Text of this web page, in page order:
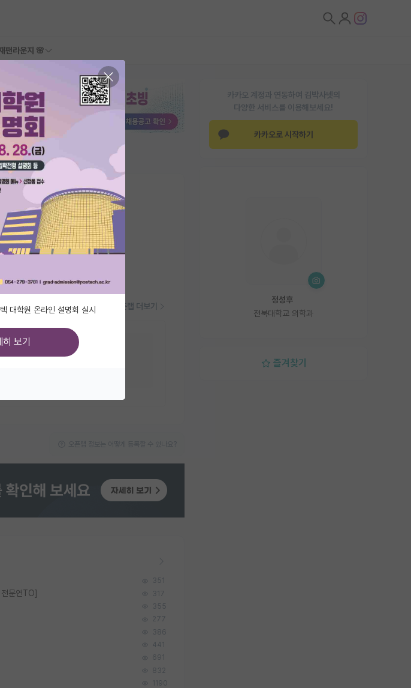
팬라운지 🌸
등록되지 않았습니다.
가요?
오픈랩 더보기
지금 연구실 모집중이에요!
오픈랩 정보는 어떻게 등록할 수 있나요?
351
문연TO] 317
355
277
386
441
691
832
1190
대학원 온라인 설명회 실시
보기
카카오 계정과 연동하여 김박사넷의
다양한 서비스를 이용해보세요!
카카오로 시작하기
정성후
전북대학교 의학과
즐겨찾기